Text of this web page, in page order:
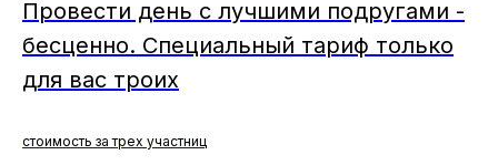
Провести день с лучшими подругами -
бесценно. Специальный тариф только
для вас троих
стоимость за трех участниц